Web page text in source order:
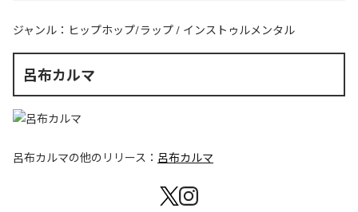
ジャンル： ヒップホップ/ラップ / インストゥルメンタル
呂布カルマ
呂布カルマの他のリリース： 呂布カルマ